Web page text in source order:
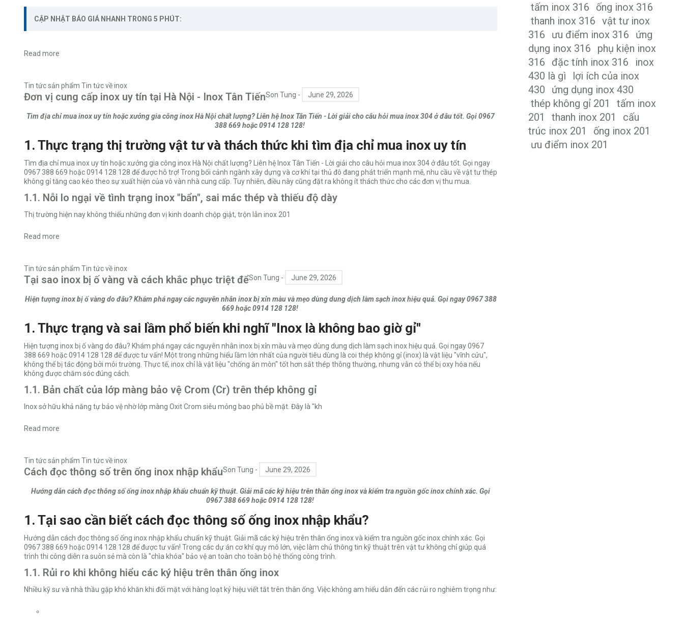
CẬP NHẬT BÁO GIÁ NHANH TRONG 5 PHÚT:
Read more
Tin tức sản phẩm Tin tức về inox
Đơn vị cung cấp inox uy tín tại Hà Nội - Inox Tân TiếnSon Tung - June 29, 2026
Tìm địa chỉ mua inox uy tín hoặc xưởng gia công inox Hà Nội chất lượng? Liên hệ Inox Tân Tiến - Lời giải cho câu hỏi mua inox 304 ở đâu tốt. Gọi 0967
388 669 hoặc 0914 128 128!
1. Thực trạng thị trường vật tư và thách thức khi tìm địa chỉ mua inox uy tín
Tìm địa chỉ mua inox uy tín hoặc xưởng gia công inox Hà Nội chất lượng? Liên hệ Inox Tân Tiến - Lời giải cho câu hỏi mua inox 304 ở đâu tốt. Gọi ngay
0967 388 669 hoặc 0914 128 128 để được hỗ trợ! Trong bối cảnh ngành xây dựng và cơ khí tại thủ đô đang phát triển mạnh mẽ, nhu cầu về vật tư thép
không gỉ tăng cao kéo theo sự xuất hiện của vô vàn nhà cung cấp. Tuy nhiên, điều này cũng đặt ra không ít thách thức cho các đơn vị thu mua.
1.1. Nỗi lo ngại về tình trạng inox "bẩn", sai mác thép và thiếu độ dày
Thị trường hiện nay không thiếu những đơn vị kinh doanh chộp giật, trộn lẫn inox 201
Read more
Tin tức sản phẩm Tin tức về inox
Tại sao inox bị ố vàng và cách khắc phục triệt đểSon Tung - June 29, 2026
Hiện tượng inox bị ố vàng do đâu? Khám phá ngay các nguyên nhân inox bị xỉn màu và mẹo dùng dung dịch làm sạch inox hiệu quả. Gọi ngay 0967 388
669 hoặc 0914 128 128!
1. Thực trạng và sai lầm phổ biến khi nghĩ "Inox là không bao giờ gỉ"
Hiện tượng inox bị ố vàng do đâu? Khám phá ngay các nguyên nhân inox bị xỉn màu và mẹo dùng dung dịch làm sạch inox hiệu quả. Gọi ngay 0967
388 669 hoặc 0914 128 128 để được tư vấn! Một trong những hiểu lầm lớn nhất của người tiêu dùng là coi thép không gỉ (inox) là vật liệu "vĩnh cửu",
không thể bị tác động bởi môi trường. Thực tế, inox chỉ là vật liệu "chống ăn mòn" tốt hơn sắt thép thông thường, nhưng vẫn có thể bị oxy hóa nếu
không được chăm sóc đúng cách.
1.1. Bản chất của lớp màng bảo vệ Crom (Cr) trên thép không gỉ
Inox sở hữu khả năng tự bảo vệ nhờ lớp màng Oxit Crom siêu mỏng bao phủ bề mặt. Đây là "kh
Read more
Tin tức sản phẩm Tin tức về inox
Cách đọc thông số trên ống inox nhập khẩuSon Tung - June 29, 2026
Hướng dẫn cách đọc thông số ống inox nhập khẩu chuẩn kỹ thuật. Giải mã các ký hiệu trên thân ống inox và kiểm tra nguồn gốc inox chính xác. Gọi
0967 388 669 hoặc 0914 128 128!
1. Tại sao cần biết cách đọc thông số ống inox nhập khẩu?
Hướng dẫn cách đọc thông số ống inox nhập khẩu chuẩn kỹ thuật. Giải mã các ký hiệu trên thân ống inox và kiểm tra nguồn gốc inox chính xác. Gọi
0967 388 669 hoặc 0914 128 128 để được tư vấn! Trong các dự án cơ khí quy mô lớn, việc làm chủ thông tin kỹ thuật trên vật tư không chỉ giúp quá
trình thi công diễn ra suôn sẻ mà còn là "chìa khóa" bảo vệ an toàn cho toàn bộ hệ thống công trình.
1.1. Rủi ro khi không hiểu các ký hiệu trên thân ống inox
Nhiều kỹ sư và nhà thầu gặp khó khăn khi đối mặt với hàng loạt ký hiệu viết tắt trên thân ống. Việc không am hiểu dẫn đến các rủi ro nghiêm trọng như:
tấm inox 316
ống inox 316
thanh inox 316 vật tư inox
316
ưu điểm inox 316
ứng
dụng inox 316
phụ kiện inox
316
đặc tính inox 316
inox
430 là gì
lợi ích của inox
430
ứng dụng inox 430
thép không gỉ 201
tấm inox
201
thanh inox 201
cấu
trúc inox 201
ống inox 201
ưu điểm inox 201